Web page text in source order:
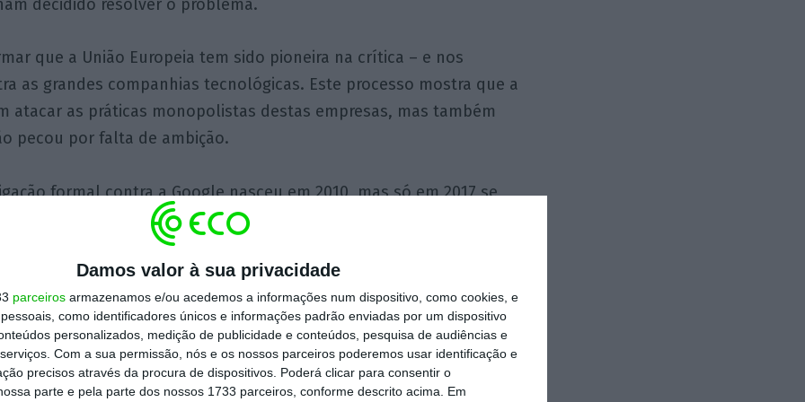
Damos valor à sua privacidade
parceiros armazenamos e/ou acedemos a informações num dispositivo, como cookies, e
como identificadores únicos e informações padrão enviadas por um dispositivo
personalizados, medição de publicidade e conteúdos, pesquisa de audiências e
Com a sua permissão, nós e os nossos parceiros poderemos usar identificação e
precisos através da procura de dispositivos. Poderá clicar para consentir o
parte e pela parte dos nossos 1733 parceiros, conforme descrito acima. Em
decidido resolver o problema.
que a União Europeia tem sido pioneira na crítica – e nos
as grandes companhias tecnológicas. Este processo mostra que a
atacar as práticas monopolistas destas empresas, mas também
pecou por falta de ambição.
formal contra a Google nasceu em 2010, mas só em 2017 se
que ainda se arrasta pelos tribunais e que deverá ter resolução
ou quatro anos. É de menos. Já se podia – e devia – ter ido mais
é alvo de três processos nascidos em Bruxelas e relacionados
monopolistas: um precisamente sobre o motor de pesquisa,
de publicidade online e ainda um outro sobre o sistema
Nenhum deles foi ainda resolvido a contento de Bruxelas, e a vice-
precisa de uma vitória clara nesta área.